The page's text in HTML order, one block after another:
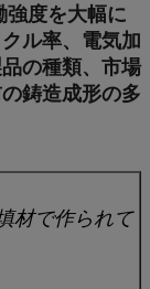
強度を大幅に
ル率、電気加
の種類、市場
鋳造成形の多
材で作られて